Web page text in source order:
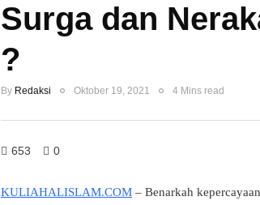
Surga dan
?
By Redaksi Oktober 19, 2021 4 Mins read
653 0
KULIAHALISLAM.COM – Benarkah